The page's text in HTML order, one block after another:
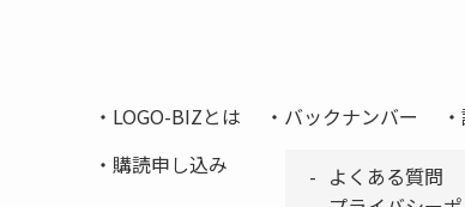
LOGO-BIZとは バックナンバー
購読申し込み
よくある質問